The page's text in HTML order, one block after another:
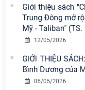
Giới thiệu sách
Trung Đông mở
Mỹ - Taliban"
12/05/2026
GIỚI THIỆU
Bình Dương của
06/05/2026
giai đoạn phát triển
Hội thảo khoa học
gian phát triển Việt
và lựa chọn chính
vào thứ ba, ngày